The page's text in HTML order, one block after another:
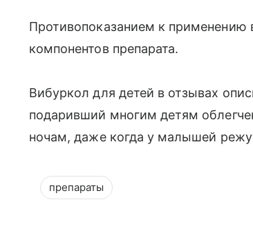
Противопоказанием к применению
компонентов препарата.
Вибуркол для детей в отзывах
подаривший многим детям
ночам, даже когда у малышей
препараты